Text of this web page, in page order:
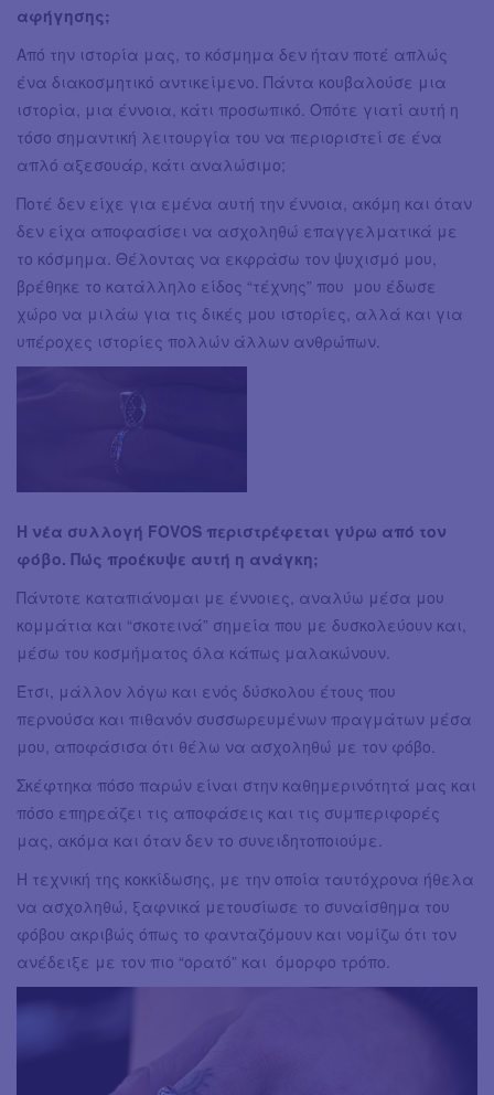
αφήγησης;
Από την ιστορία μας, το κόσμημα δεν ήταν ποτέ απλώς
ένα διακοσμητικό αντικείμενο. Πάντα κουβαλούσε μια
ιστορία, μια έννοια, κάτι προσωπικό. Οπότε γιατί αυτή η
τόσο σημαντική λειτουργία του να περιοριστεί σε ένα
απλό αξεσουάρ, κάτι αναλώσιμο;
Ποτέ δεν είχε για εμένα αυτή την έννοια, ακόμη και όταν
δεν είχα αποφασίσει να ασχοληθώ επαγγελματικά με
το κόσμημα. Θέλοντας να εκφράσω τον ψυχισμό μου,
βρέθηκε το κατάλληλο είδος “τέχνης” που μου έδωσε
χώρο να μιλάω για τις δικές μου ιστορίες, αλλά και για
υπέροχες ιστορίες πολλών άλλων ανθρώπων.
Η νέα συλλογή FOVOS περιστρέφεται γύρω από τον
φόβο. Πώς προέκυψε αυτή η ανάγκη;
Πάντοτε καταπιάνομαι με έννοιες, αναλύω μέσα μου
κομμάτια και “σκοτεινά” σημεία που με δυσκολεύουν και,
μέσω του κοσμήματος όλα κάπως μαλακώνουν.
Έτσι, μάλλον λόγω και ενός δύσκολου έτους που
περνούσα και πιθανόν συσσωρευμένων πραγμάτων μέσα
μου, αποφάσισα ότι θέλω να ασχοληθώ με τον φόβο.
Σκέφτηκα πόσο παρών είναι στην καθημερινότητά μας και
πόσο επηρεάζει τις αποφάσεις και τις συμπεριφορές
μας, ακόμα και όταν δεν το συνειδητοποιούμε.
Η τεχνική της κοκκίδωσης, με την οποία ταυτόχρονα ήθελα
να ασχοληθώ, ξαφνικά μετουσίωσε το συναίσθημα του
φόβου ακριβώς όπως το φανταζόμουν και νομίζω ότι τον
ανέδειξε με τον πιο “ορατό” και όμορφο τρόπο.